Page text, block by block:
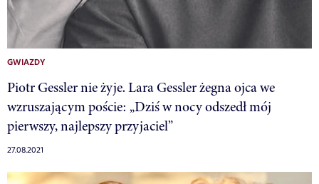
GWIAZDY
Piotr Gessler nie żyje. Lara Gessler żegna ojca we
wzruszającym poście: „Dziś w nocy odszedł mój
pierwszy, najlepszy przyjaciel”
27.08.2021